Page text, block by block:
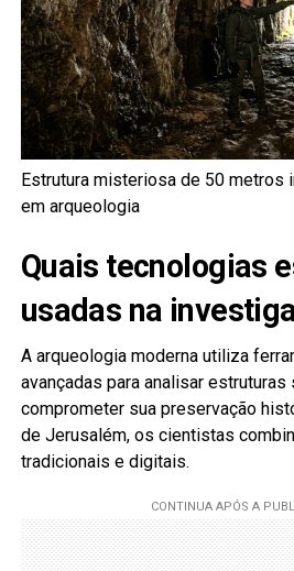
Estrutura misteriosa de 50 metros
em arqueologia
Quais tecnologias
usadas na
A arqueologia moderna utiliza
avançadas para analisar
comprometer sua preservação
de Jerusalém, os cientistas
tradicionais e digitais.